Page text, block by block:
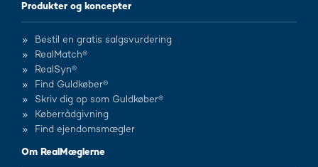
Produkter og koncepter
Bestil en gratis salgsvurdering
RealMatch®
RealSyn®
Find Guldkøber®
Skriv dig op som Guldkøber®
Køberrådgivning
Find ejendomsmægler
Om RealMæglerne